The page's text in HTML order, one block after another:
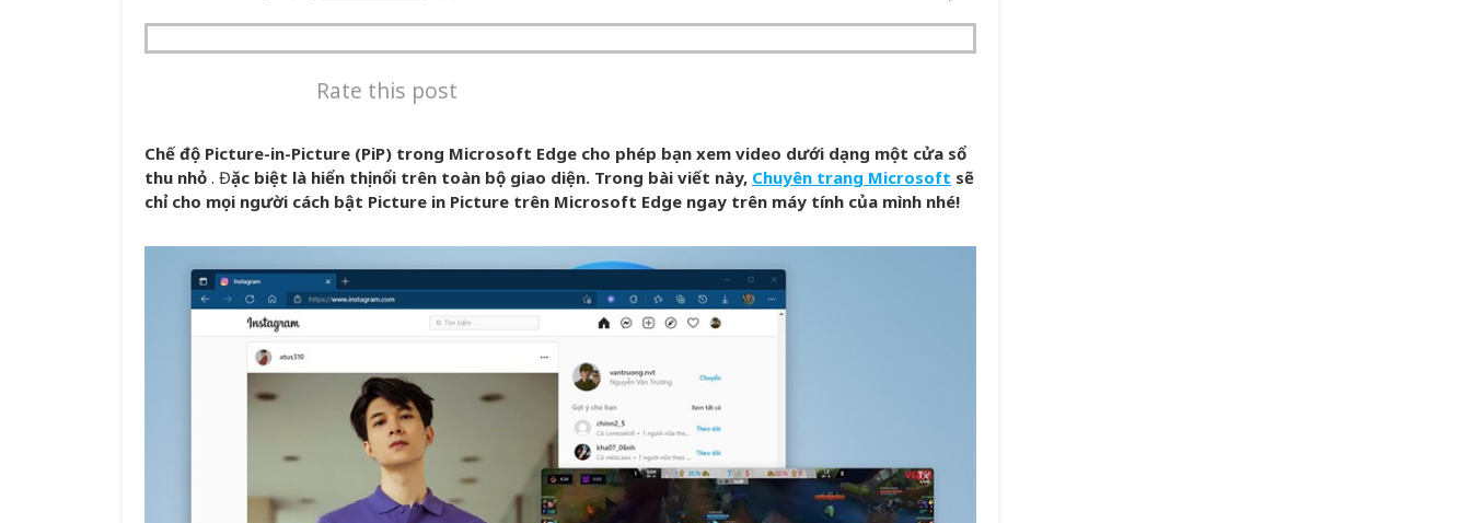
Rate this post
Chế độ Picture-in-Picture (PiP) trong Microsoft Edge cho phép bạn xem video dưới dạng một cửa sổ
thu nhỏ . Đặc biệt là hiển thị nổi trên toàn bộ giao diện. Trong bài viết này, Chuyên trang Microsoft sẽ
chỉ cho mọi người cách bật Picture in Picture trên Microsoft Edge ngay trên máy tính của mình nhé!